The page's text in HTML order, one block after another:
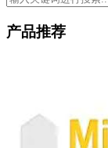
产品推荐